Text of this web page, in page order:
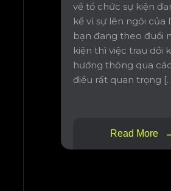
về tổ chức sự kiện
kể vì sự lên ngôi của
bạn đang theo đuổi
kiện thì việc trau dồi
hướng thông qua
điều rất quan trọng
Read More